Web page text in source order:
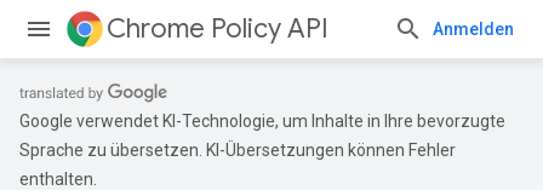
Chrome Policy API Anmelden
Google verwendet KI-Technologie, um Inhalte in Ihre bevorzugte
Sprache zu übersetzen. KI-Übersetzungen können Fehler
enthalten.